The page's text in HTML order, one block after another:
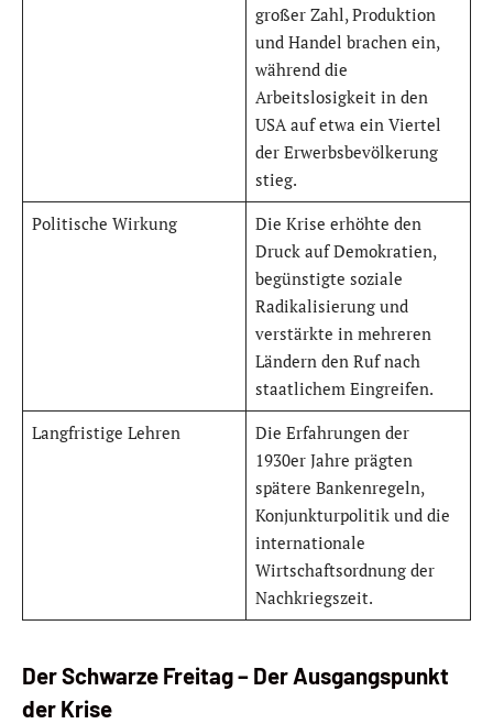
großer Zahl, Produktion
und Handel brachen ein,
während die
Arbeitslosigkeit in den
USA auf etwa ein Viertel
der Erwerbsbevölkerung
stieg.
Politische Wirkung
Die Krise erhöhte den
Druck auf Demokratien,
begünstigte soziale
Radikalisierung und
verstärkte in mehreren
Ländern den Ruf nach
staatlichem Eingreifen.
Langfristige Lehren
Die Erfahrungen der
1930er Jahre prägten
spätere Bankenregeln,
Konjunkturpolitik und die
internationale
Wirtschaftsordnung der
Nachkriegszeit.
Der Schwarze Freitag – Der Ausgangspunkt
der Krise